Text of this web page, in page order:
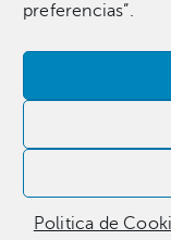
preferencias”.
Politica de